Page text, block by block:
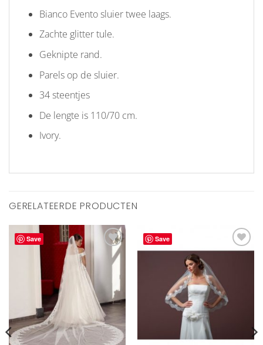
Bianco Evento sluier twee laags.
Zachte glitter tule.
Geknipte rand.
Parels op de sluier.
34 steentjes
De lengte is 110/70 cm.
Ivory.
GERELATEERDE PRODUCTEN
Save
verlanglijst
toevoegen
Save
Aan